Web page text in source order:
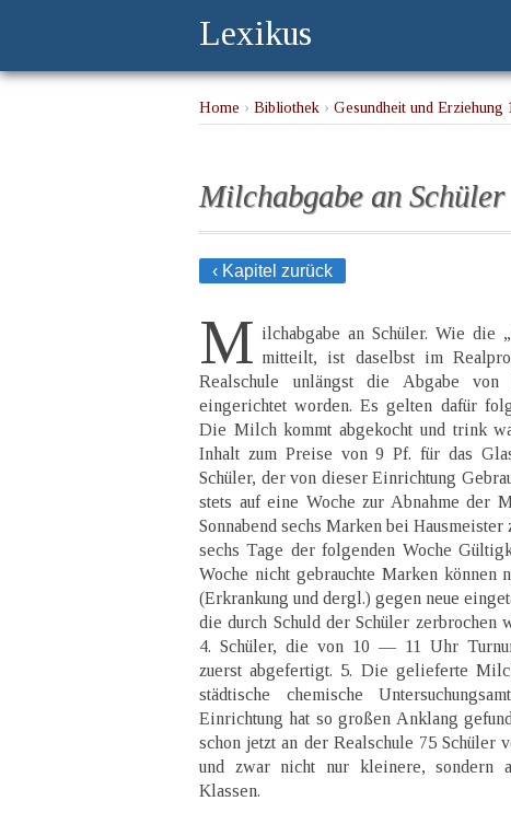
Lexikus
Home › Bibliothek › Gesundheit und Erziehung
Milchabgabe an Schüler
‹ Kapitel zurück
M ilchabgabe an Schüler. Wie die
mitteilt, ist daselbst im
Realschule unlängst die Abgabe
eingerichtet worden. Es gelten dafür
Die Milch kommt abgekocht und trink
Inhalt zum Preise von 9 Pf. für das
Schüler, der von dieser Einrichtung
stets auf eine Woche zur Abnahme der
Sonnabend sechs Marken bei Hausmeister
sechs Tage der folgenden Woche
Woche nicht gebrauchte Marken können
(Erkrankung und dergl.) gegen neue
die durch Schuld der Schüler zerbrochen
4. Schüler, die von 10 — 11 Uhr
zuerst abgefertigt. 5. Die gelieferte
städtische chemische
Einrichtung hat so großen Anklang
schon jetzt an der Realschule 75 Schüler
und zwar nicht nur kleinere, sondern
Klassen.